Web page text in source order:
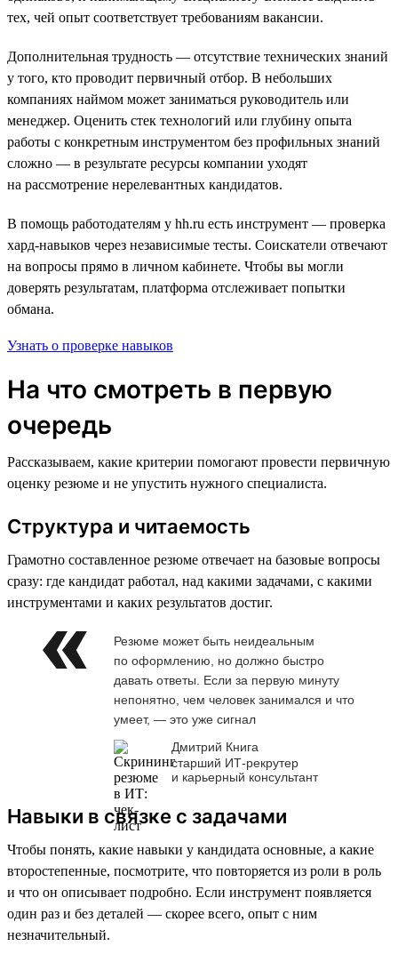
тех, чей опыт соответствует требованиям вакансии.
Дополнительная трудность — отсутствие технических знаний
у того, кто проводит первичный отбор. В небольших
компаниях наймом может заниматься руководитель или
менеджер. Оценить стек технологий или глубину опыта
работы с конкретным инструментом без профильных знаний
сложно — в результате ресурсы компании уходят
на рассмотрение нерелевантных кандидатов.
В помощь работодателям у hh.ru есть инструмент — проверка
хард-навыков через независимые тесты. Соискатели отвечают
на вопросы прямо в личном кабинете. Чтобы вы могли
доверять результатам, платформа отслеживает попытки
обмана.
Узнать о проверке навыков
На что смотреть в первую
очередь
Рассказываем, какие критерии помогают провести первичную
оценку резюме и не упустить нужного специалиста.
Структура и читаемость
Грамотно составленное резюме отвечает на базовые вопросы
сразу: где кандидат работал, над какими задачами, с какими
инструментами и каких результатов достиг.
Резюме может быть неидеальным
по оформлению, но должно быстро
давать ответы. Если за первую минуту
непонятно, чем человек занимался и что
умеет, — это уже сигнал
Дмитрий Книга
старший ИТ-рекрутер
и карьерный консультант
Навыки в связке с задачами
Чтобы понять, какие навыки у кандидата основные, а какие
второстепенные, посмотрите, что повторяется из роли в роль
и что он описывает подробно. Если инструмент появляется
один раз и без деталей — скорее всего, опыт с ним
незначительный.